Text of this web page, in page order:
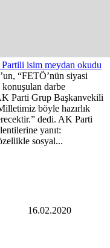
isim meydan okudu
“FETÖ’nün siyasi
konuşulan darbe
Parti Grup Başkanvekili
böyle hazırlık
dedi. AK Parti
yanıt:
sosyal...
16.02.2020